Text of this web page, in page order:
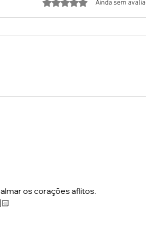
Avaliado com 0 de 5
Ainda sem
os corações aflitos.